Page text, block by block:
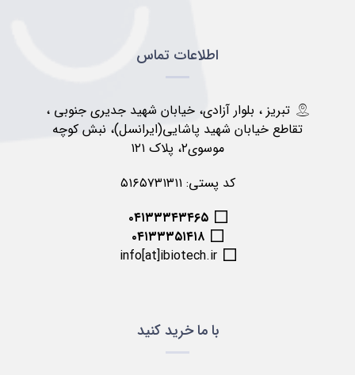
اطلاعات تماس
تبریز ، بلوار آزادی، خیابان شهید جدیری جنوبی ،
تقاطع خیابان شهید پاشایی(ایرانسل)، نبش کوچه
موسوی۲، پلاک ۱۲۱
کد پستی: ۵۱۶۵۷۳۱۳۱۱
۰۴۱۳۳۳۴۳۴۶۵
۰۴۱۳۳۳۵۱۴۱۸
info[at]ibiotech.ir
با ما خرید کنید